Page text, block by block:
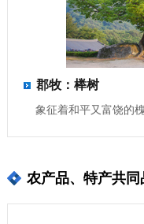
郡牧：榉树
象征着和平又富饶的槐
农产品、特产共